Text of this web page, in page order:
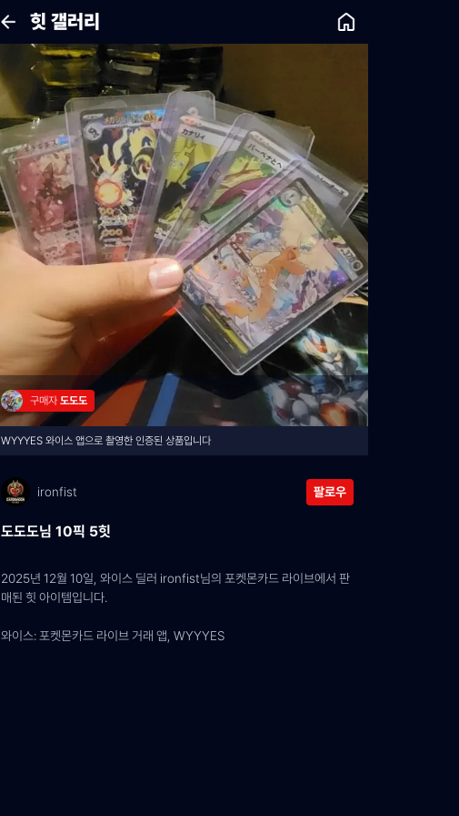
힛 갤러리
구매자 도도도
WYYYES 와이스 앱으로 촬영한 인증된 상품입니다
ironfist 팔로우
도도도님 10픽 5힛
2025년 12월 10일, 와이스 딜러 ironfist님의 포켓몬카드 라이브에서 판
매된 힛 아이템입니다.
와이스: 포켓몬카드 라이브 거래 앱, WYYYES